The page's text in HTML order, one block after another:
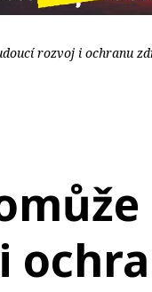
rozvoj i ochranu